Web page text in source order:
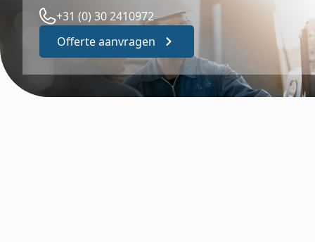
+31 (0) 30 2410972
Offerte aanvragen